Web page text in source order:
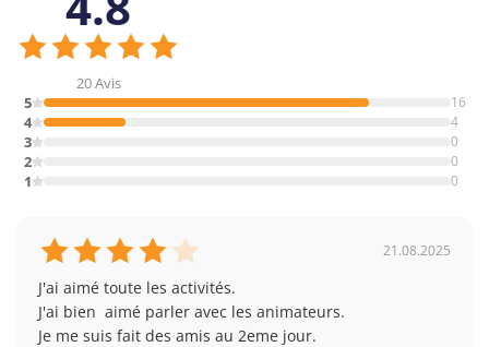
20 Avis
5
16
4 4
3 0
2 0
1 0
21.08.2025
J'ai aimé toute les activités.
J'ai bien  aimé parler avec les animateurs.
Je me suis fait des amis au 2eme jour.